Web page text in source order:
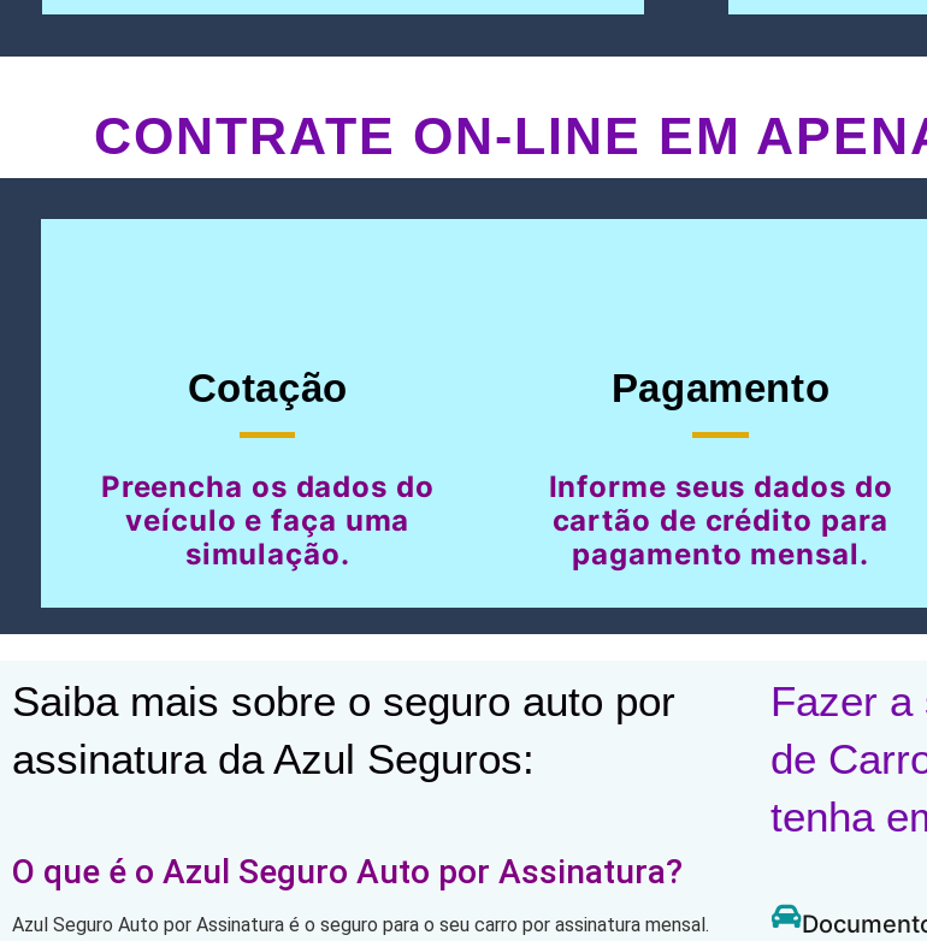
CONTRATE ON-LINE EM
Cotação
Preencha os dados do
veículo e faça uma
simulação.
Pagamento
Informe seus dados do
cartão de crédito para
pagamento mensal.
Saiba mais sobre o seguro auto por
assinatura da Azul Seguros:
O que é o Azul Seguro Auto por Assinatura?
Azul Seguro Auto por Assinatura é o seguro para o seu carro por assinatura mensal.
Fazer a
de
tenha